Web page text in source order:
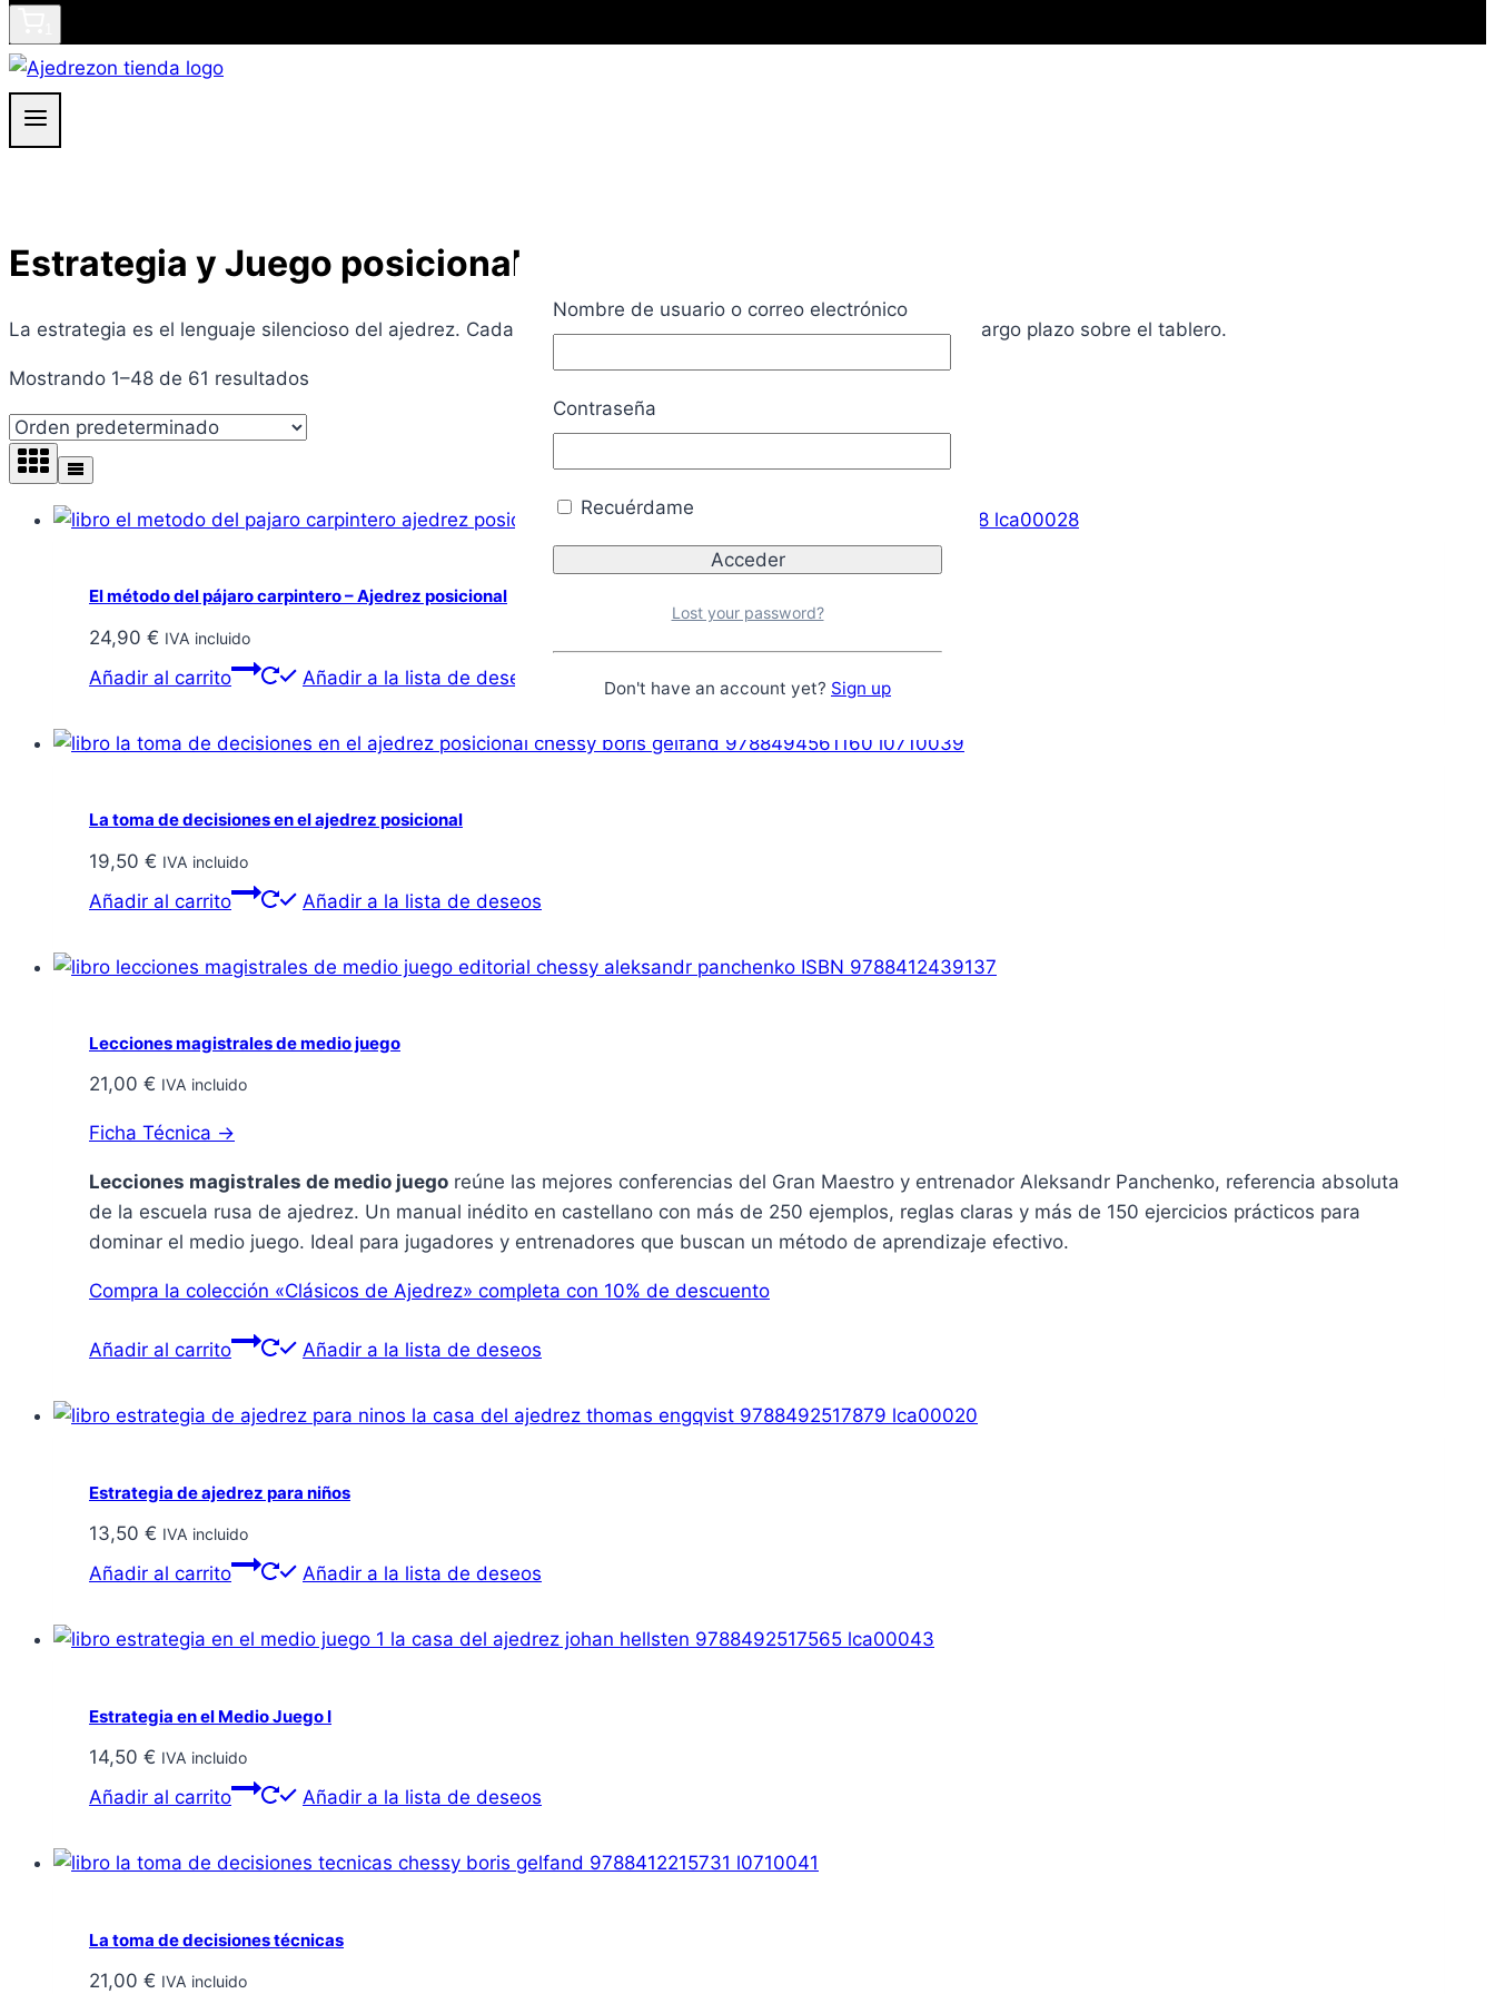
Estrategia y Juego posicional
La estrategia es el lenguaje silencioso del ajedrez. Cada movimiento revela un plan, una idea y una visión a largo plazo sobre el tablero.
Mostrando 1–48 de 61 resultados
El método del pájaro carpintero – Ajedrez posicional
24,90 € IVA incluido
Añadir al carrito Añadir a la lista de deseos
La toma de decisiones en el ajedrez posicional
19,50 € IVA incluido
Añadir al carrito Añadir a la lista de deseos
Lecciones magistrales de medio juego
21,00 € IVA incluido
Ficha Técnica →
Lecciones magistrales de medio juego reúne las mejores conferencias del Gran Maestro y entrenador Aleksandr Panchenko, referencia absoluta
de la escuela rusa de ajedrez. Un manual inédito en castellano con más de 250 ejemplos, reglas claras y más de 150 ejercicios prácticos para
dominar el medio juego. Ideal para jugadores y entrenadores que buscan un método de aprendizaje efectivo.
Compra la colección «Clásicos de Ajedrez» completa con 10% de descuento
Añadir al carrito Añadir a la lista de deseos
Estrategia de ajedrez para niños
13,50 € IVA incluido
Añadir al carrito Añadir a la lista de deseos
Estrategia en el Medio Juego I
14,50 € IVA incluido
Añadir al carrito Añadir a la lista de deseos
La toma de decisiones técnicas
21,00 € IVA incluido
Nombre de usuario o correo electrónico
Contraseña
Recuérdame
Lost your password?
Don't have an account yet? Sign up